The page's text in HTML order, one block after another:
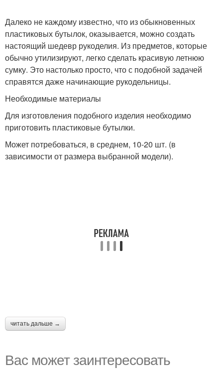
Далеко не каждому известно, что из обыкновенных
пластиковых бутылок, оказывается, можно создать
настоящий шедевр рукоделия. Из предметов, которые
обычно утилизируют, легко сделать красивую летнюю
сумку. Это настолько просто, что с подобной задачей
справятся даже начинающие рукодельницы.
Необходимые материалы
Для изготовления подобного изделия необходимо
приготовить пластиковые бутылки.
Может потребоваться, в среднем, 10-20 шт. (в
зависимости от размера выбранной модели).
читать дальше →
Вас может заинтересовать